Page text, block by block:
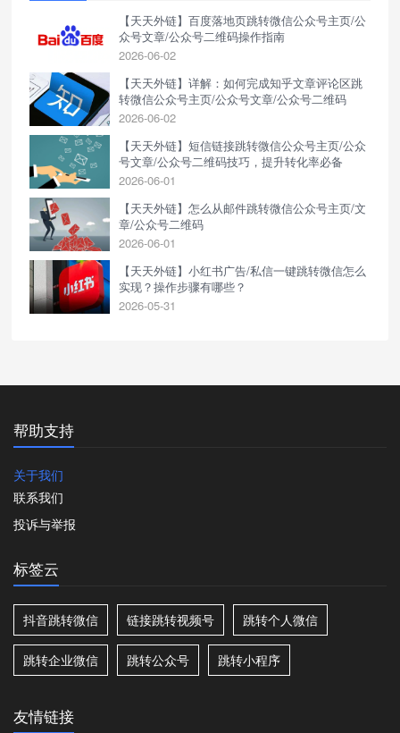
【天天外链】百度落地页跳转微信公众号主页/公
众号文章/公众号二维码操作指南
2026-06-02
【天天外链】详解：如何完成知乎文章评论区跳
转微信公众号主页/公众号文章/公众号二维码
2026-06-02
【天天外链】短信链接跳转微信公众号主页/公众
号文章/公众号二维码技巧，提升转化率必备
2026-06-01
【天天外链】怎么从邮件跳转微信公众号主页/文
章/公众号二维码
2026-06-01
【天天外链】小红书广告/私信一键跳转微信怎么
实现？操作步骤有哪些？
2026-05-31
帮助支持
关于我们
联系我们
投诉与举报
标签云
抖音跳转微信 链接跳转视频号 跳转个人微信
跳转企业微信 跳转公众号 跳转小程序
友情链接